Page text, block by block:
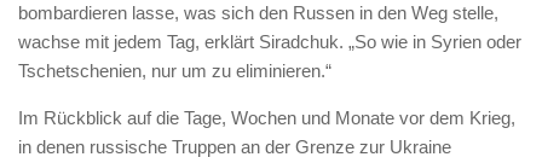
bombardieren lasse, was sich den Russen in den Weg stelle,
wachse mit jedem Tag, erklärt Siradchuk. „So wie in Syrien oder
Tschetschenien, nur um zu eliminieren.“
Im Rückblick auf die Tage, Wochen und Monate vor dem Krieg,
in denen russische Truppen an der Grenze zur Ukraine